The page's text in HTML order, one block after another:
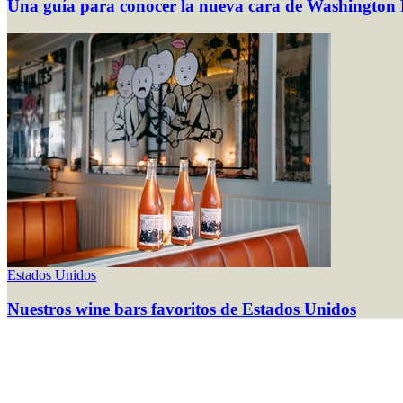
Una guía para conocer la nueva cara de Washington
Estados Unidos
Nuestros wine bars favoritos de Estados Unidos